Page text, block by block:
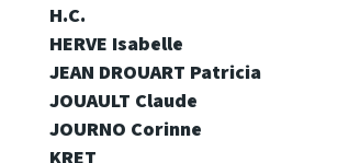
H.C.
HERVE Isabelle
JEAN DROUART Patricia
JOUAULT Claude
JOURNO Corinne
KRET